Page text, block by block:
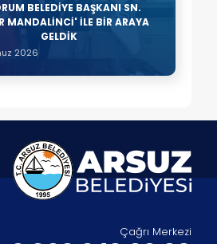
BELEDİYE BAŞKANI SN.
MANDALİNCİ' İLE BİR ARAYA
GELDİK
2026
Çağrı Merkezi